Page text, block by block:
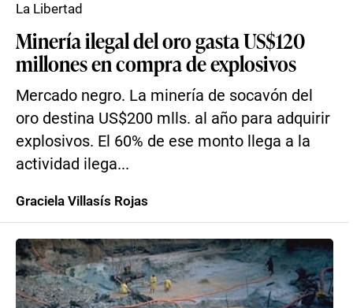
Minería ilegal del oro gasta US$120
millones en compra de explosivos
Mercado negro. La minería de socavón del
oro destina US$200 mlls. al año para adquirir
explosivos. El 60% de ese monto llega a la
actividad ilega...
La Libertad
Graciela Villasís Rojas